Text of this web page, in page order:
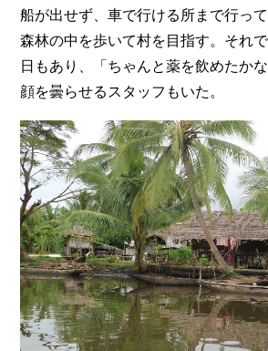
船が出せず、車で行ける所まで行っ
森林の中を歩いて村を目指す。それ
日もあり、「ちゃんと薬を飲めたか
顔を曇らせるスタッフもいた。